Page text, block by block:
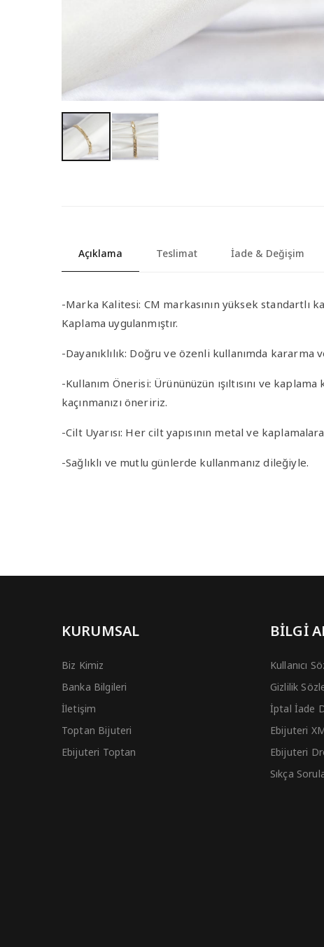
Açıklama Teslimat İade & Değişim
-Marka Kalitesi: CM markasının yüksek
Kaplama uygulanmıştır.
-Dayanıklılık: Doğru ve özenli kullanımda kararma
-Kullanım Önerisi: Ürününüzün ışıltısını ve
kaçınmanızı öneririz.
-Cilt Uyarısı: Her cilt yapısının metal ve
-Sağlıklı ve mutlu günlerde kullanmanız dileğiyle.
KURUMSAL
Biz Kimiz
Banka Bilgileri
İletişim
Toptan Bijuteri
Ebijuteri Toptan
BİLGİ
Kullanıcı
Gizlilik
İptal İade
Ebijuteri
Ebijuteri
Sıkça